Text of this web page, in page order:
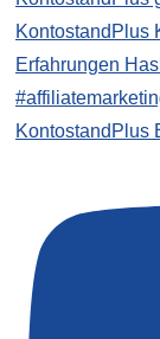
KontostandPlus